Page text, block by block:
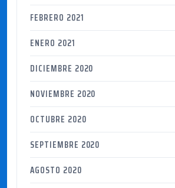
FEBRERO 2021
ENERO 2021
DICIEMBRE 2020
NOVIEMBRE 2020
OCTUBRE 2020
SEPTIEMBRE 2020
AGOSTO 2020